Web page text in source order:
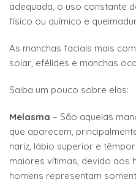
adequada, o uso constante
físico ou químico e
As manchas faciais mais
solar, efélides e manchas
Saiba um pouco sobre elas:
Melasma – São aquelas
que aparecem,
nariz, lábio superior e
maiores vítimas, devido aos
homens representam